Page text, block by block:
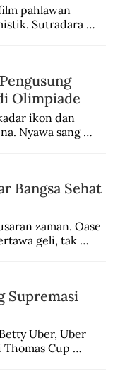
pahlawan
Sutradara
Olimpiade
ikon dan
Nyawa sang
Bangsa Sehat
zaman. Oase
geli, tak
Supremasi
Uber, Uber
Thomas Cup